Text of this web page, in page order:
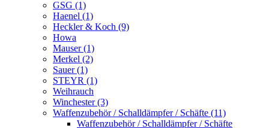
GSG (1)
Haenel (1)
Heckler & Koch (9)
Howa
Mauser (1)
Merkel (2)
Sauer (1)
STEYR (1)
Weihrauch
Winchester (3)
Waffenzubehör / Schalldämpfer / Schäfte (11)
Waffenzubehör / Schalldämpfer / Schäfte